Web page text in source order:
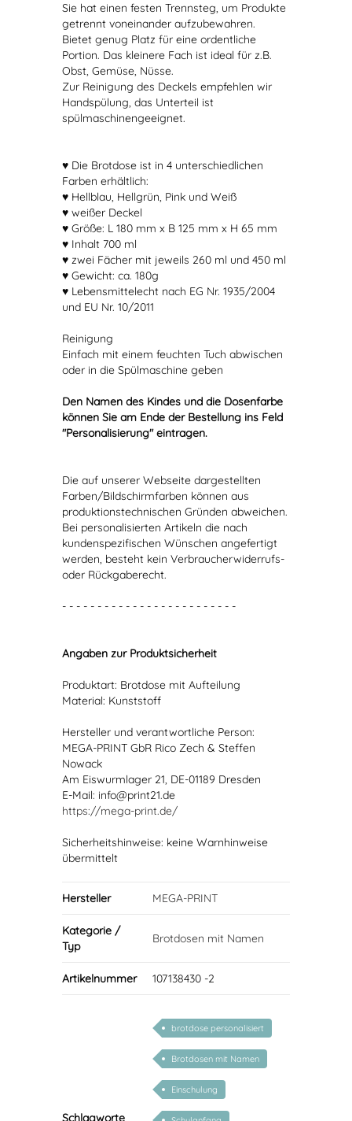
Sie hat einen festen Trennsteg, um Produkte
getrennt voneinander aufzubewahren.
Bietet genug Platz für eine ordentliche
Portion. Das kleinere Fach ist ideal für z.B.
Obst, Gemüse, Nüsse.
Zur Reinigung des Deckels empfehlen wir
Handspülung, das Unterteil ist
spülmaschinengeeignet.
♥ Die Brotdose ist in 4 unterschiedlichen
Farben erhältlich:
♥ Hellblau, Hellgrün, Pink und Weiß
♥ weißer Deckel
♥ Größe: L 180 mm x B 125 mm x H 65 mm
♥ Inhalt 700 ml
♥ zwei Fächer mit jeweils 260 ml und 450 ml
♥ Gewicht: ca. 180g
♥ Lebensmittelecht nach EG Nr. 1935/2004
und EU Nr. 10/2011
Reinigung
Einfach mit einem feuchten Tuch abwischen
oder in die Spülmaschine geben
Den Namen des Kindes und die Dosenfarbe
können Sie am Ende der Bestellung ins Feld
"Personalisierung" eintragen.
Die auf unserer Webseite dargestellten
Farben/Bildschirmfarben können aus
produktionstechnischen Gründen abweichen.
Bei personalisierten Artikeln die nach
kundenspezifischen Wünschen angefertigt
werden, besteht kein Verbraucherwiderrufs-
oder Rückgaberecht.
- - - - - - - - - - - - - - - - - - - - - - - - -
Angaben zur Produktsicherheit
Produktart: Brotdose mit Aufteilung
Material: Kunststoff
Hersteller und verantwortliche Person:
MEGA-PRINT GbR Rico Zech & Steffen
Nowack
Am Eiswurmlager 21, DE-01189 Dresden
E-Mail: info@print21.de
https://mega-print.de/
Sicherheitshinweise: keine Warnhinweise
übermittelt
Hersteller MEGA-PRINT
Kategorie /
Typ
Brotdosen mit Namen
Artikelnummer 107138430 -2
Schlagworte
brotdose personalisiert
Brotdosen mit Namen
Einschulung